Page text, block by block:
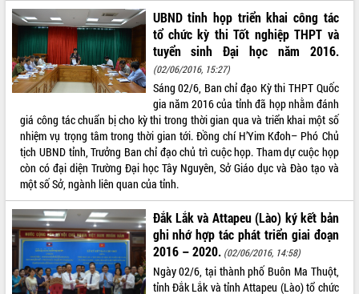
HĐND tỉnh thông qua điều chỉnh Quy
hoạch tỉnh thời kỳ 2021-2030
Hội thảo góp ý hồ sơ điều chỉnh quy
hoạch tỉnh Đắk Lắk thời kỳ 2021-2030,
tầm nhìn đến năm 2050
Nâng cao hiệu quả hoạt động của các
doanh nghiệp nhà nước
Hội nghị triển khai kết nối mạng
truyền số liệu chuyên dùng phục vụ cơ
quan Đảng, Nhà nước
Lễ phát động chuỗi hoạt động chung
tay làm sạch môi trường
Xã Ea Kar bước chuyển mình trong
công tác cải cách hành chính mô hình
UBND tỉnh họp báo định kỳ tháng 4
năm 2026
UBND tỉnh họp triển khai công tác
tổ chức kỳ thi Tốt nghiệp THPT và
tuyển sinh Đại học năm 2016.
(02/06/2016, 15:27)
Sáng 02/6, Ban chỉ đạo Kỳ thi THPT Quốc
gia năm 2016 của tỉnh đã họp nhằm đánh
giá công tác chuẩn bị cho kỳ thi trong thời gian qua và triển khai một số
nhiệm vụ trọng tâm trong thời gian tới. Đồng chí H’Yim Kđoh– Phó Chủ
tịch UBND tỉnh, Trưởng Ban chỉ đạo chủ trì cuộc họp. Tham dự cuộc họp
còn có đại diện Trường Đại học Tây Nguyên, Sở Giáo dục và Đào tạo và
một số Sở, ngành liên quan của tỉnh.
Đắk Lắk và Attapeu (Lào) ký kết bản
ghi nhớ hợp tác phát triển giai đoạn
2016 – 2020. (02/06/2016, 14:58)
Ngày 02/6, tại thành phố Buôn Ma Thuột,
tỉnh Đắk Lắk và tỉnh Attapeu (Lào) tổ chức